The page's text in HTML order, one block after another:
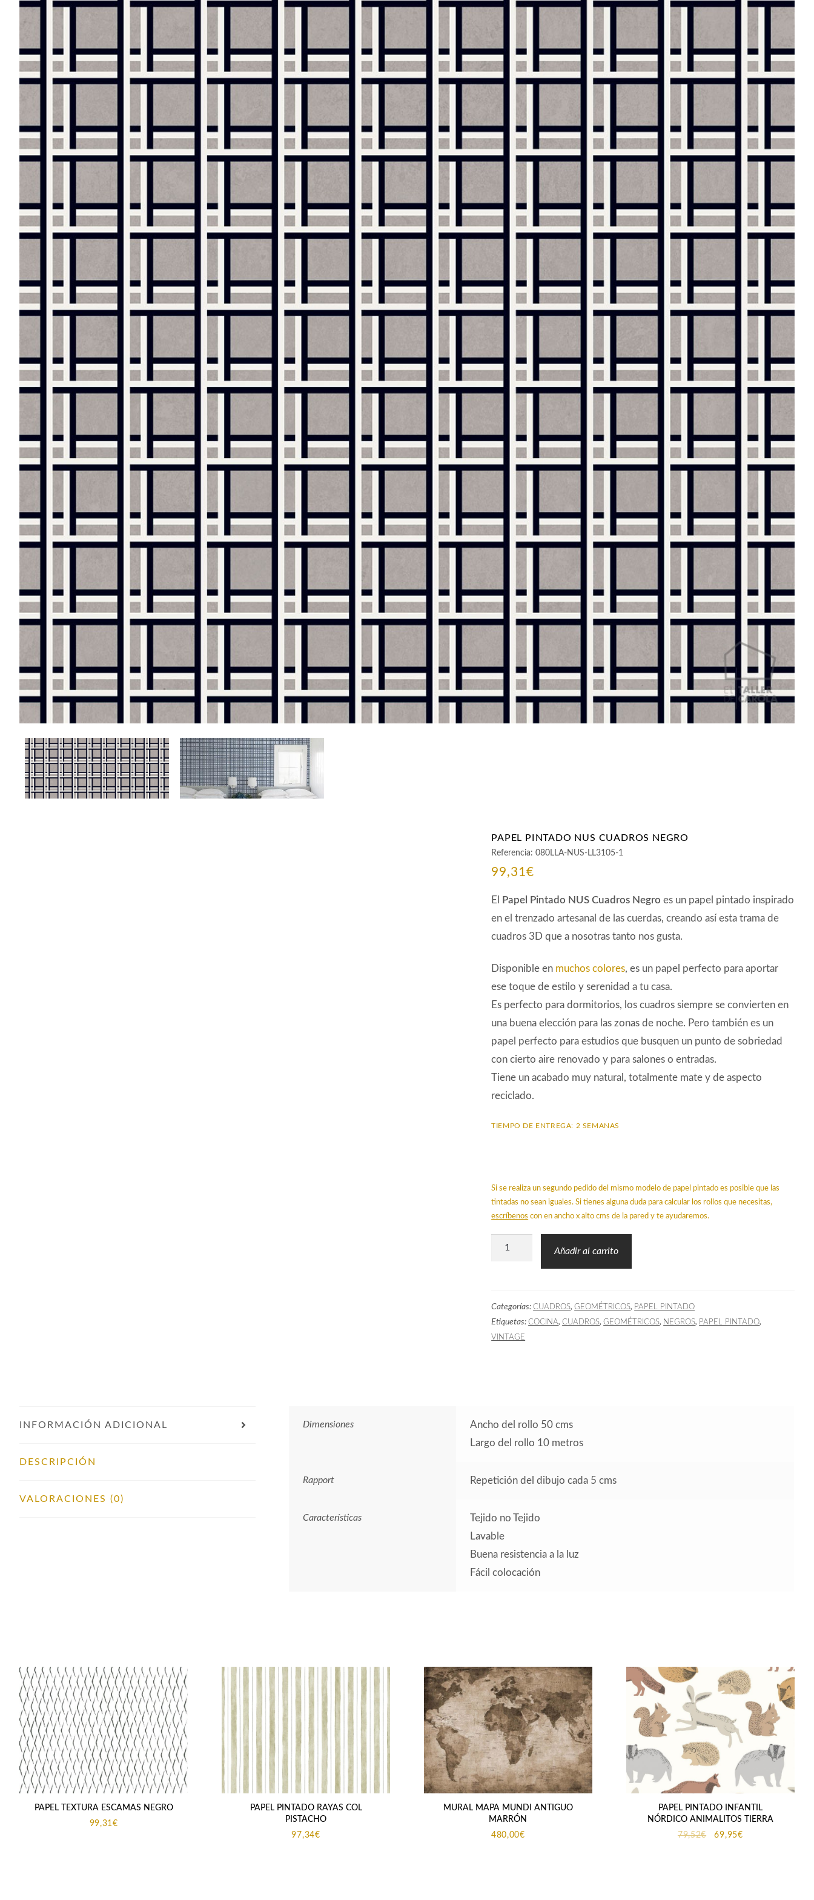
PAPEL PINTADO NUS CUADROS NEGRO
Referencia:080LLA-NUS-LL3105-1
99,31€
El Papel Pintado NUS Cuadros Negroes un papel pintado inspirado
en el trenzado artesanal de las cuerdas, creando así esta trama de
cuadros 3D que a nosotras tanto nos gusta.
Disponible en muchos colores, es un papel perfecto para aportar
ese toque de estilo y serenidad a tu casa.
Es perfecto para dormitorios, los cuadros siempre se convierten en
una buena elección para las zonas de noche. Pero también es un
papel perfecto para estudios que busquen un punto de sobriedad
con cierto aire renovado y para salones o entradas.
Tiene un acabado muy natural, totalmente mate y de aspecto
reciclado.
TIEMPO DE ENTREGA: 2 SEMANAS
Si se realiza un segundo pedido del mismo modelo de papel pintado es posible que las
tintadas no sean iguales. Si tienes alguna duda para calcular los rollos que necesitas,
escríbenos con en ancho x alto cms de la pared y te ayudaremos.
Papel
Negro
cantidad
Añadir al carrito
Categorías:CUADROS,GEOMÉTRICOS, PAPEL PINTADO
Etiquetas:COCINA,CUADROS,GEOMÉTRICOS, NEGROS, PAPEL PINTADO,
VINTAGE
INFORMACIÓN ADICIONAL
DESCRIPCIÓN
VALORACIONES (0)
Dimensiones
Ancho del rollo 50 cms
Largo del rollo 10 metros
Rapport Repetición del dibujo cada 5 cms
Características
Tejido no Tejido
Lavable
Buena resistencia a la luz
Fácil colocación
PAPEL TEXTURA ESCAMAS NEGRO
99,31€
PAPEL PINTADO RAYAS COL
PISTACHO
97,34€
MURAL MAPA MUNDI ANTIGUO
MARRÓN
480,00€
PAPEL PINTADO INFANTIL
NÓRDICO ANIMALITOS TIERRA
79,52€
El69,95€El